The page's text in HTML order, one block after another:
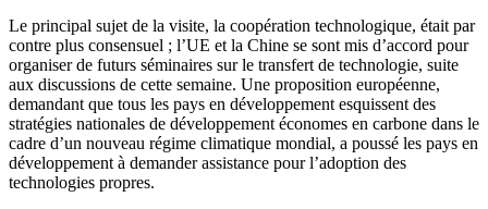
Le principal sujet de la visite, la coopération technologique, était par
contre plus consensuel ; l’UE et la Chine se sont mis d’accord pour
organiser de futurs séminaires sur le transfert de technologie, suite
aux discussions de cette semaine. Une proposition européenne,
demandant que tous les pays en développement esquissent des
stratégies nationales de développement économes en carbone dans le
cadre d’un nouveau régime climatique mondial, a poussé les pays en
développement à demander assistance pour l’adoption des
technologies propres.